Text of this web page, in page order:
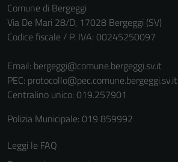
Comune di Bergeggi
Via De Mari 28/D, 17028 Bergeggi (SV)
Codice fiscale / P. IVA: 00245250097
Email: bergeggi@comune.bergeggi.sv.it
PEC: protocollo@pec.comune.bergeggi.sv.it
Centralino unico: 019.257901
Polizia Municipale: 019 859992
Leggi le FAQ